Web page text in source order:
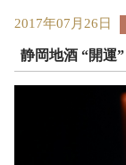
2017年07月26日
静岡地酒 “開運”